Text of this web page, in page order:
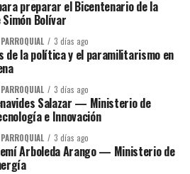
preparar el Bicentenario de la
Bolívar
3 días ago
de la política y el paramilitarismo en
3 días ago
Salazar — Ministerio de
e Innovación
3 días ago
Arboleda Arango — Ministerio de